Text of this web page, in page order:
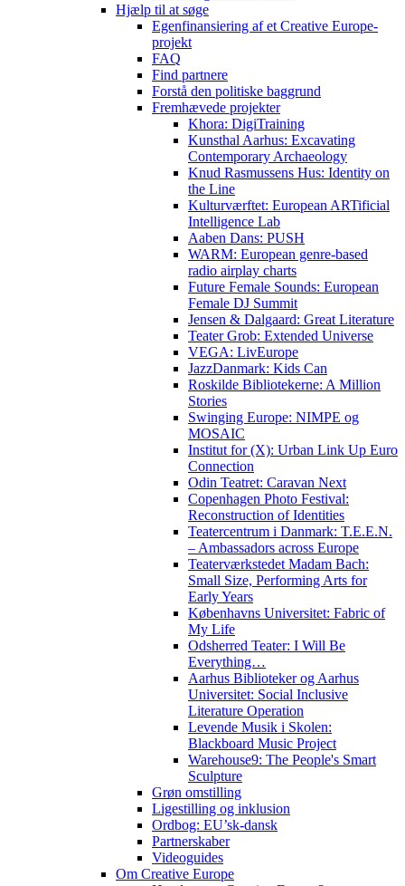
Hjælp til at søge
Egenfinansiering af et Creative Europe-
projekt
FAQ
Find partnere
Forstå den politiske baggrund
Fremhævede projekter
Khora: DigiTraining
Kunsthal Aarhus: Excavating
Contemporary Archaeology
Knud Rasmussens Hus: Identity on
the Line
Kulturværftet: European ARTificial
Intelligence Lab
Aaben Dans: PUSH
WARM: European genre-based
radio airplay charts
Future Female Sounds: European
Female DJ Summit
Jensen & Dalgaard: Great Literature
Teater Grob: Extended Universe
VEGA: LivEurope
JazzDanmark: Kids Can
Roskilde Bibliotekerne: A Million
Stories
Swinging Europe: NIMPE og
MOSAIC
Institut for (X): Urban Link Up Euro
Connection
Odin Teatret: Caravan Next
Copenhagen Photo Festival:
Reconstruction of Identities
Teatercentrum i Danmark: T.E.E.N.
– Ambassadors across Europe
Teaterværkstedet Madam Bach:
Small Size, Performing Arts for
Early Years
Københavns Universitet: Fabric of
My Life
Odsherred Teater: I Will Be
Everything…
Aarhus Biblioteker og Aarhus
Universitet: Social Inclusive
Literature Operation
Levende Musik i Skolen:
Blackboard Music Project
Warehouse9: The People's Smart
Sculpture
Grøn omstilling
Ligestilling og inklusion
Ordbog: EU’sk-dansk
Partnerskaber
Videoguides
Om Creative Europe